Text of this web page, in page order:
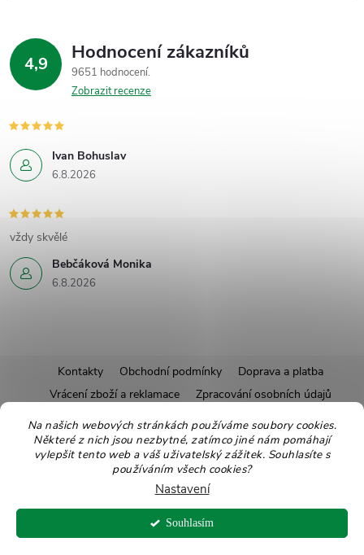
Na našich webových stránkách používáme soubory cookies.
Některé z nich jsou nezbytné, zatímco jiné nám pomáhají
vylepšit tento web a váš uživatelský zážitek. Souhlasíte s
používáním všech cookies?
Nastavení
Souhlasím
4,9 Hodnocení zákazníků
9651 hodnocení
Zobrazit recenze
Ivan Bohuslav
6.8.2026
Bebčáková Monika
6.8.2026
vždy skvělé
á
Kontakty Obchodní podmínky
Doprava a platba
Vrácení zboží a reklamace
Zpracování osobních údajů
Pravidla soutěží
Affiliate program
Recepty
Pro nové dodavatele
Ekologické balení Moje objednávka
Copyright 2026Zdravoslav. Všechna práva vyhrazena.Upravit nastavení
cookies